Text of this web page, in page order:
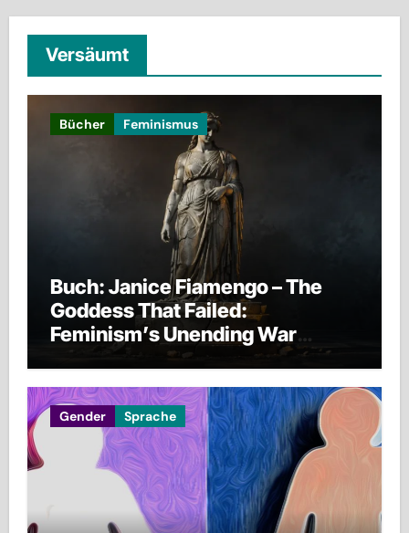
Versäumt
Bücher Feminismus
Buch: Janice Fiamengo – The
Goddess That Failed:
Feminism’s Unending War
against Men, Families, and
Civilization Itself
Gender Sprache